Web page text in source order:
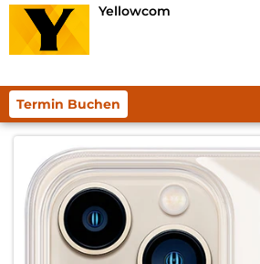
Yellowcom
Termin Buchen